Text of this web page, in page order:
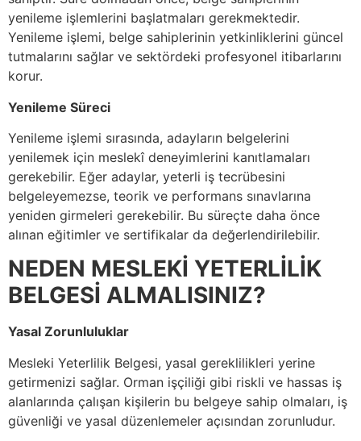
yenileme işlemlerini başlatmaları gerekmektedir.
Yenileme işlemi, belge sahiplerinin yetkinliklerini güncel
tutmalarını sağlar ve sektördeki profesyonel itibarlarını
korur.
Yenileme Süreci
Yenileme işlemi sırasında, adayların belgelerini
yenilemek için meslekî deneyimlerini kanıtlamaları
gerekebilir. Eğer adaylar, yeterli iş tecrübesini
belgeleyemezse, teorik ve performans sınavlarına
yeniden girmeleri gerekebilir. Bu süreçte daha önce
alınan eğitimler ve sertifikalar da değerlendirilebilir.
NEDEN MESLEKİ YETERLİLİK
BELGESİ ALMALISINIZ?
Yasal Zorunluluklar
Mesleki Yeterlilik Belgesi, yasal gereklilikleri yerine
getirmenizi sağlar. Orman işçiliği gibi riskli ve hassas iş
alanlarında çalışan kişilerin bu belgeye sahip olmaları, iş
güvenliği ve yasal düzenlemeler açısından zorunludur.